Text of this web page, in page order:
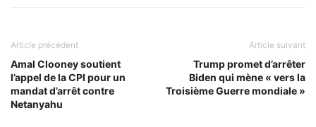
Article précédent
Amal Clooney soutient
l’appel de la CPI pour un
mandat d’arrêt contre
Netanyahu
Article suivant
Trump promet d’arrêter
Biden qui mène « vers la
Troisième Guerre mondiale »